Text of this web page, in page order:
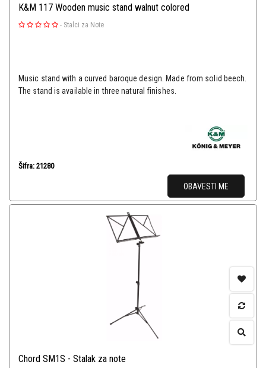
K&M 117 Wooden music stand walnut colored
- Stalci za Note
Music stand with a curved baroque design. Made from solid beech.
The stand is available in three natural finishes.
Šifra: 21280
OBAVESTI ME
Chord SM1S - Stalak za note